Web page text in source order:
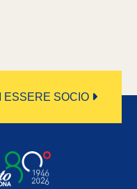
ESSERE SOCIO